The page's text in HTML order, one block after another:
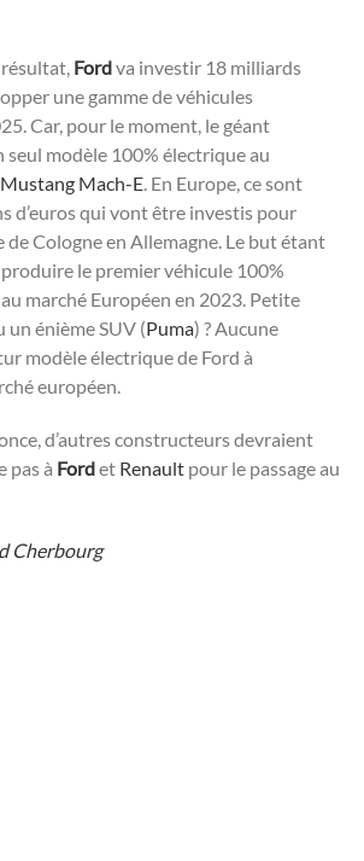
Fordva investir 18 milliards
une gamme de véhicules
Car, pour le moment, le géant
seul modèle 100% électrique au
Mach-E. En Europe, ce sont
d’euros qui vont être investis pour
de Cologne en Allemagne. Le but étant
le premier véhicule 100%
marché Européen en 2023. Petite
un énième SUV (Puma) ? Aucune
modèle électrique de Ford à
européen.
d’autres constructeurs devraient
pas à Fordet Renault pour le passage au
Cherbourg